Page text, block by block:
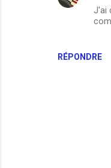
RÉPONDRE
J'ai